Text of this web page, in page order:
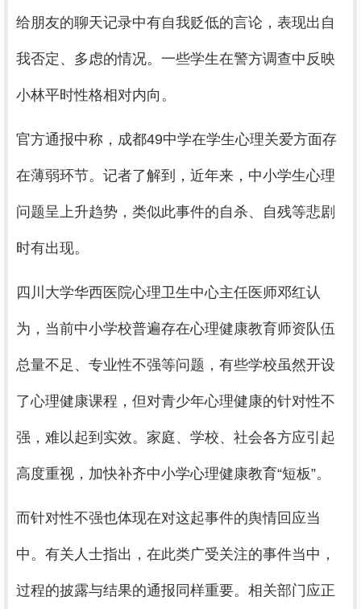
给朋友的聊天记录中有自我贬低的言论，表现出自
我否定、多虑的情况。一些学生在警方调查中反映
小林平时性格相对内向。
官方通报中称，成都49中学在学生心理关爱方面存
在薄弱环节。记者了解到，近年来，中小学生心理
问题呈上升趋势，类似此事件的自杀、自残等悲剧
时有出现。
四川大学华西医院心理卫生中心主任医师邓红认
为，当前中小学校普遍存在心理健康教育师资队伍
总量不足、专业性不强等问题，有些学校虽然开设
了心理健康课程，但对青少年心理健康的针对性不
强，难以起到实效。家庭、学校、社会各方应引起
高度重视，加快补齐中小学心理健康教育“短板”。
而针对性不强也体现在对这起事件的舆情回应当
中。有关人士指出，在此类广受关注的事件当中，
过程的披露与结果的通报同样重要。相关部门应正